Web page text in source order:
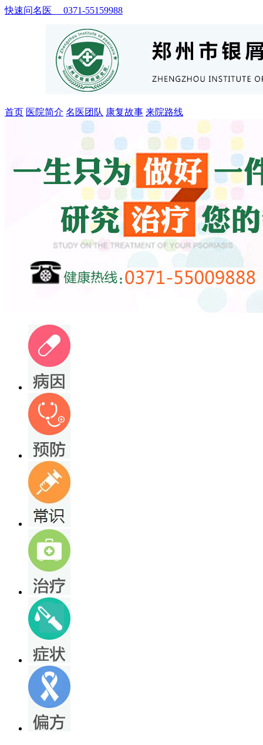
快速问名医 0371-55159988
首页 医院简介 名医团队 康复故事 来院路线